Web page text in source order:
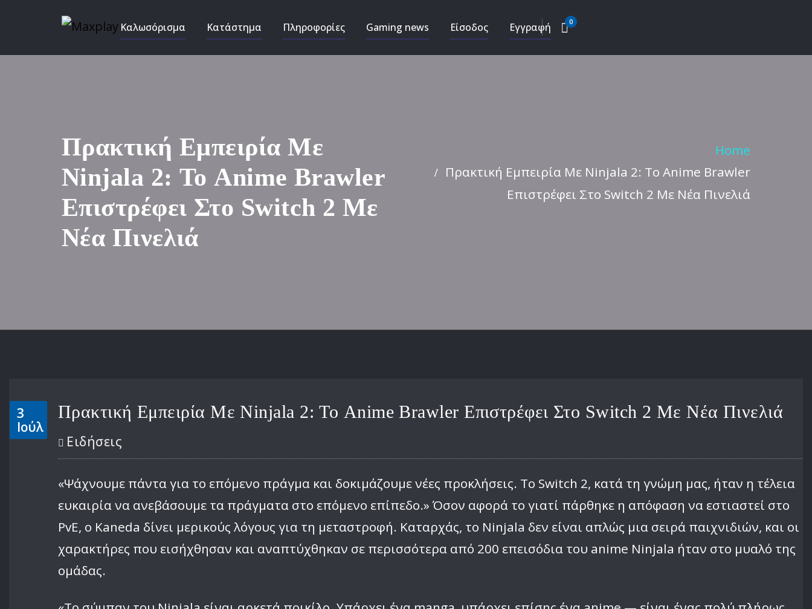
Καλωσόρισμα Κατάστημα Πληροφορίες Gaming news Είσοδος Εγγραφή 0
Πρακτική Εμπειρία Με
Ninjala 2: Το Anime Brawler
Επιστρέφει Στο Switch 2 Με
Νέα Πινελιά
Home
Πρακτική Εμπειρία Με Ninjala 2: Το Anime Brawler
Επιστρέφει Στο Switch 2 Με Νέα Πινελιά
3
Ιούλ
Πρακτική Εμπειρία Με Ninjala 2: Το Anime Brawler Επιστρέφει Στο Switch 2 Με Νέα Πινελιά
Ειδήσεις
«Ψάχνουμε πάντα για το επόμενο πράγμα και δοκιμάζουμε νέες προκλήσεις. Το Switch 2, κατά τη γνώμη μας, ήταν η τέλεια
ευκαιρία να ανεβάσουμε τα πράγματα στο επόμενο επίπεδο.» Όσον αφορά το γιατί πάρθηκε η απόφαση να εστιαστεί στο
PvE, ο Kaneda δίνει μερικούς λόγους για τη μεταστροφή. Καταρχάς, το Ninjala δεν είναι απλώς μια σειρά παιχνιδιών, και οι
χαρακτήρες που εισήχθησαν και αναπτύχθηκαν σε περισσότερα από 200 επεισόδια του anime Ninjala ήταν στο μυαλό της
ομάδας.